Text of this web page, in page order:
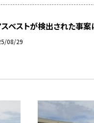
ストが検出された事案
08/29